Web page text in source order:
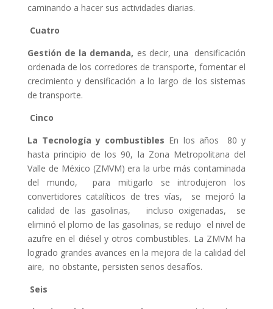
caminando a hacer sus actividades diarias.
Cuatro
Gestión de la demanda, es decir, una densificación
ordenada de los corredores de transporte, fomentar el
crecimiento y densificación a lo largo de los sistemas
de transporte.
Cinco
La Tecnología y combustibles En los años 80 y
hasta principio de los 90, la Zona Metropolitana del
Valle de México (ZMVM) era la urbe más contaminada
del mundo, para mitigarlo se introdujeron los
convertidores catalíticos de tres vías, se mejoró la
calidad de las gasolinas, incluso oxigenadas, se
eliminó el plomo de las gasolinas, se redujo el nivel de
azufre en el diésel y otros combustibles. La ZMVM ha
logrado grandes avances en la mejora de la calidad del
aire, no obstante, persisten serios desafíos.
Seis